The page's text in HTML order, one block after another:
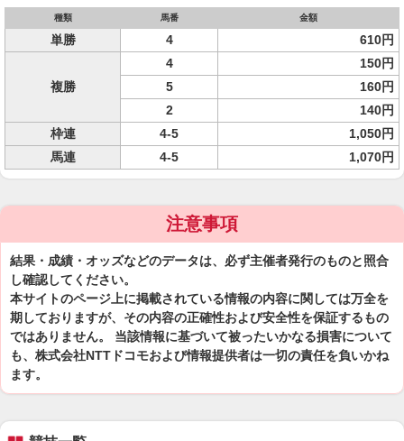
種類 馬番 金額
単勝 4 610円
複勝
4
150円
5
160円
2
140円
枠連
4-5
1,050円
馬連
4-5 1,070円
注意事項
結果・成績・オッズなどのデータは、必ず主催者発行のものと照合
し確認してください。
本サイトのページ上に掲載されている情報の内容に関しては万全を
期しておりますが、その内容の正確性および安全性を保証するもの
ではありません。 当該情報に基づいて被ったいかなる損害について
も、株式会社NTTドコモおよび情報提供者は一切の責任を負いかね
ます。